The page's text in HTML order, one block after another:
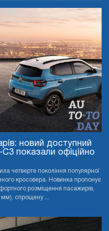
новий доступний
показали офіційно
четверте покоління популярної
кросовера. Новинка пропонує
розміщення пасажирів,
мм), спрощену ...